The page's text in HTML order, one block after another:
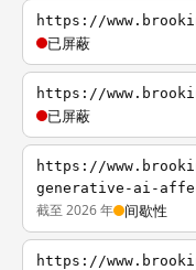
https://
已屏蔽
https://
已屏蔽
https://
generative-ai-
截至 2026 年 间歇性
https://